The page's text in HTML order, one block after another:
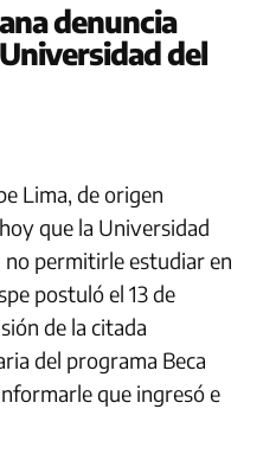
denuncia
del
Lima, de origen
que la Universidad
no permitirle estudiar en
postuló el 13 de
de la citada
del programa Beca
que ingresó e